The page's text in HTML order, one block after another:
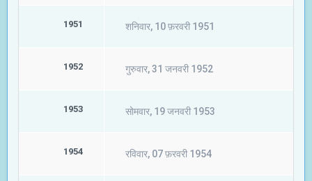
1951 शनिवार, 10 फ़रवरी 1951
1952 गुरुवार, 31 जनवरी 1952
1953 सोमवार, 19 जनवरी 1953
1954 रविवार, 07 फ़रवरी 1954